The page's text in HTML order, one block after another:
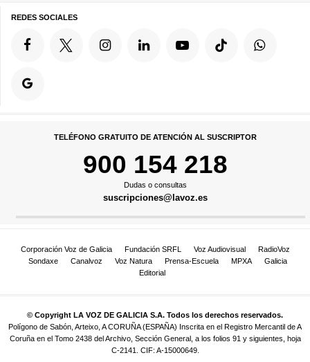
REDES SOCIALES
TELÉFONO GRATUITO DE ATENCIÓN AL SUSCRIPTOR
900 154 218
Dudas o consultas
suscripciones@lavoz.es
Corporación Voz de Galicia Fundación SRFL Voz Audiovisual
RadioVoz
Sondaxe
Canalvoz Voz Natura Prensa-Escuela MPXA
Galicia
Editorial
© Copyright LA VOZ DE GALICIA S.A. Todos los derechos reservados.
Polígono de Sabón, Arteixo, A CORUÑA (ESPAÑA) Inscrita en el Registro Mercantil de A
Coruña en el Tomo 2438 del Archivo, Sección General, a los folios 91 y siguientes, hoja
C-2141. CIF: A-15000649.